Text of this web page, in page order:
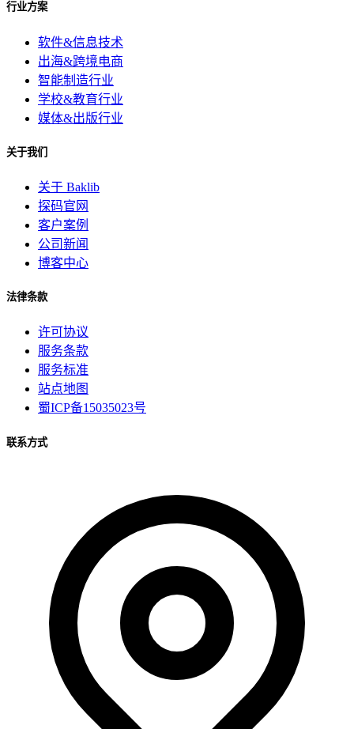
行业方案
软件&信息技术
出海&跨境电商
智能制造行业
学校&教育行业
媒体&出版行业
关于我们
关于 Baklib
探码官网
客户案例
公司新闻
博客中心
法律条款
许可协议
服务条款
服务标准
站点地图
蜀ICP备15035023号
联系方式